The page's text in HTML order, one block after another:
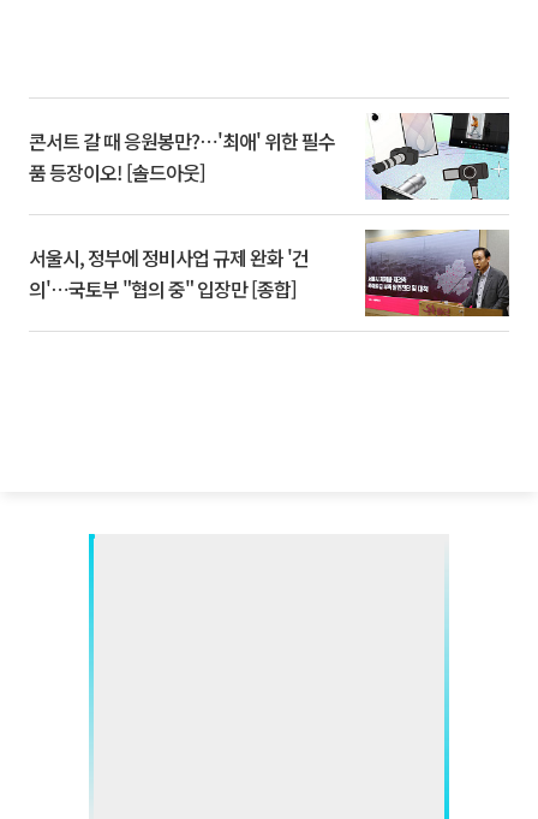
콘서트 갈 때 응원봉만?⋯'최애' 위한 필수
품 등장이오! [솔드아웃]
서울시, 정부에 정비사업 규제 완화 '건
의'⋯국토부 "협의 중" 입장만 [종합]